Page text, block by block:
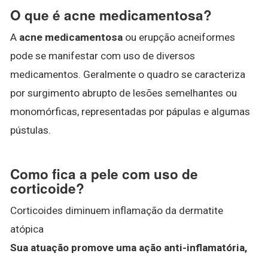
O que é acne medicamentosa?
A acne medicamentosa ou erupção acneiformes
pode se manifestar com uso de diversos
medicamentos. Geralmente o quadro se caracteriza
por surgimento abrupto de lesões semelhantes ou
monomórficas, representadas por pápulas e algumas
pústulas.
Como fica a pele com uso de
corticoide?
Corticoides diminuem inflamação da dermatite
atópica
Sua atuação promove uma ação anti-inflamatória,